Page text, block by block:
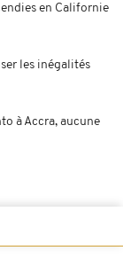
en Californie
les inégalités
à Accra, aucune